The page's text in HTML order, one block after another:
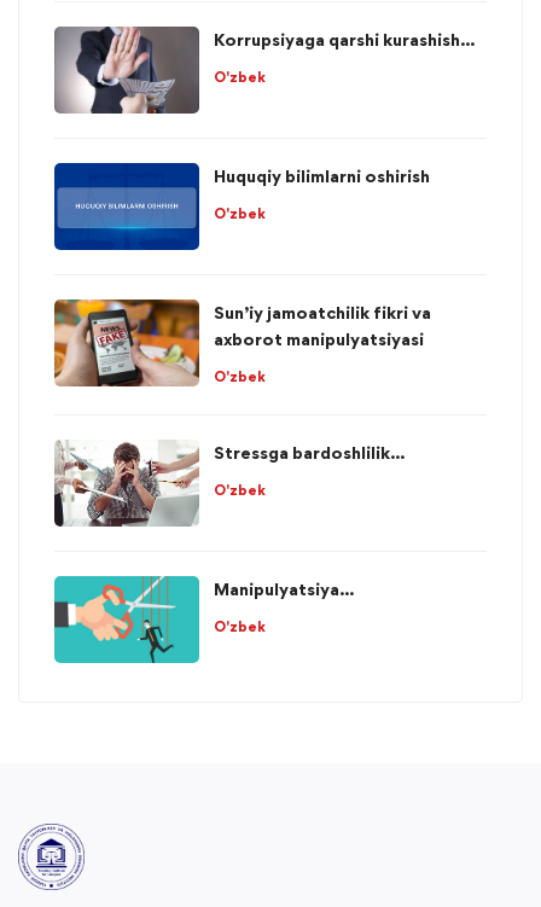
Korrupsiyaga qarshi kurashish...
O'zbek
Huquqiy bilimlarni oshirish
O'zbek
Sun’iy jamoatchilik fikri va
axborot manipulyatsiyasi
O'zbek
Stressga bardoshlilik...
O'zbek
Manipulyatsiya...
O'zbek